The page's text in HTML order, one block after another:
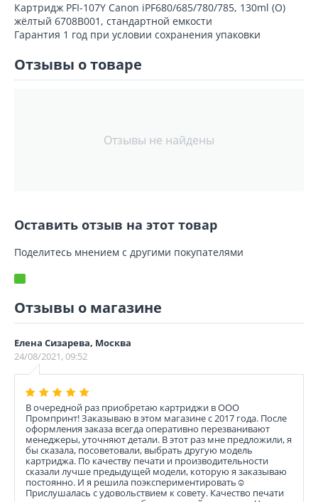
Картридж PFI-107Y Canon iPF680/685/780/785, 130ml (О)
жёлтый 6708B001, стандартной емкости
Гарантия 1 год при условии сохранения упаковки
Отзывы о товаре
Отзывы не найдены
Оставить отзыв на этот товар
Поделитесь мнением с другими покупателями
Отзывы о магазине
Елена Сизарева, Москва
24/08/2021, 09:52
В очередной раз приобретаю картриджи в ООО
Промпринт! Заказываю в этом магазине с 2017 года. После
оформления заказа всегда оперативно перезванивают
менеджеры, уточняют детали. В этот раз мне предложили, я
бы сказала, посоветовали, выбрать другую модель
картриджа. По качеству печати и производительности
сказали лучше предыдущей модели, которую я заказываю
постоянно. И я решила поэкспериментировать☺️
Прислушалась с удовольствием к совету. Качество печати